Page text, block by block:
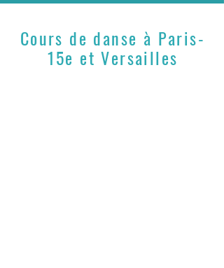
Cours de danse à Paris-
15e et Versailles